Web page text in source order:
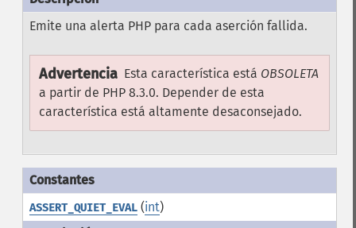
Emite una alerta PHP para cada aserción fallida.
Advertencia Esta característica está OBSOLETA
a partir de PHP 8.3.0. Depender de esta
característica está altamente desaconsejado.
ASSERT_QUIET_EVAL(int)